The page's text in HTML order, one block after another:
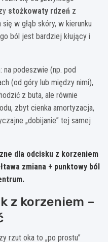
stożkowaty rdzeń z
w głąb skóry, w kierunku
ból jest bardziej kłujący i
na podeszwie (np. pod
(od góry lub między nimi),
z buta, ale równie
zbyt cienka amortyzacja,
„dobijanie” tej samej
dla odcisku z korzeniem
zmiana + punktowy ból
z korzeniem –
rzut oka to „po prostu”